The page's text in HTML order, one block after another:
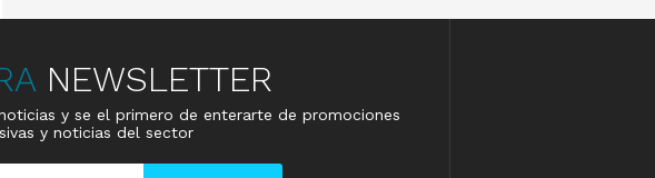
NEWSLETTER
y se el primero de enterarte de promociones
y noticias del sector